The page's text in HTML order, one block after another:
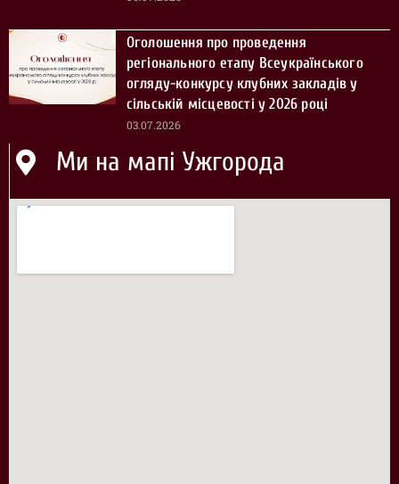
Оголошення про проведення
регіонального етапу Всеукраїнського
огляду-конкурсу клубних закладів у
сільській місцевості у 2026 році
03.07.2026
Ми на мапі Ужгорода